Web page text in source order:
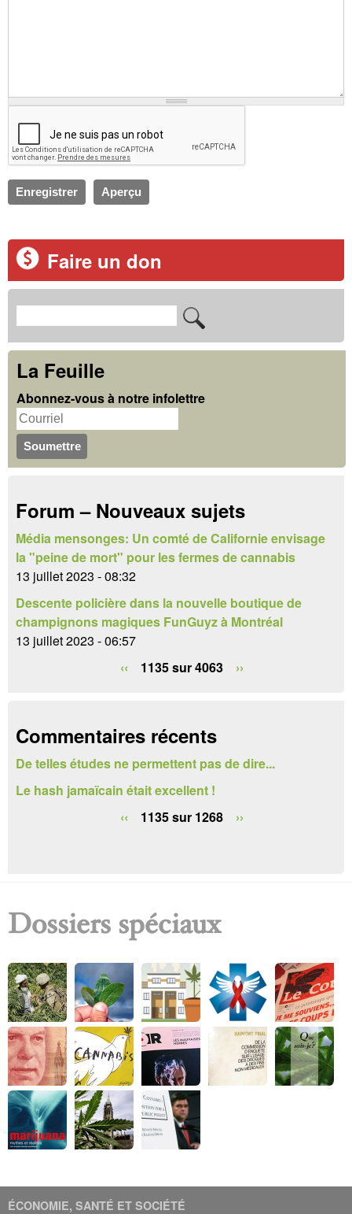
Faire un don
F
o
r
m
u
l
i
r
e
d
e
h
e
c
h
e
r
c
e
r
La Feuille
Abonnez-vous à notre infolettre
Forum – Nouveaux sujets
Média mensonges: Un comté de Californie envisage
la "peine de mort" pour les fermes de cannabis
13 juillet 2023 - 08:32
Descente policière dans la nouvelle boutique de
champignons magiques FunGuyz à Montréal
13 juillet 2023 - 06:57
‹‹
1135 sur 4063 ››
Commentaires récents
De telles études ne permettent pas de dire...
Le hash jamaïcain était excellent !
‹‹
1135 sur 1268 ››
Dossiers spéciaux
ÉCONOMIE, SANTÉ ET SOCIÉTÉ